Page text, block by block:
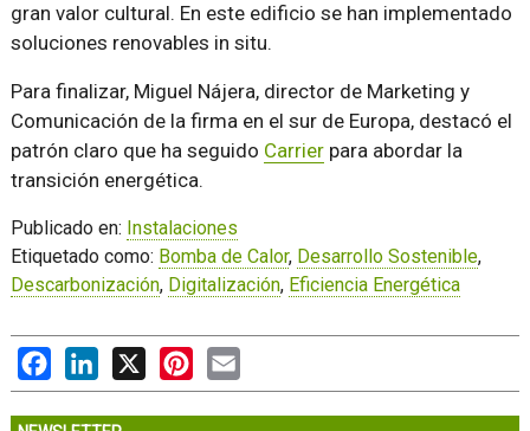
gran valor cultural. En este edificio se han implementado
soluciones renovables in situ.
Para finalizar, Miguel Nájera, director de Marketing y
Comunicación de la firma en el sur de Europa, destacó el
patrón claro que ha seguido Carrierpara abordar la
transición energética.
Publicado en: Instalaciones
Etiquetado como: Bomba de Calor, Desarrollo Sostenible,
Descarbonización, Digitalización, Eficiencia Energética
FacebookLinkedIn Pinterest